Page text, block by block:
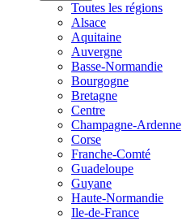
Toutes les régions
Alsace
Aquitaine
Auvergne
Basse-Normandie
Bourgogne
Bretagne
Centre
Champagne-Ardenne
Corse
Franche-Comté
Guadeloupe
Guyane
Haute-Normandie
Ile-de-France